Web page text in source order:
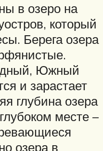
в озеро на
который
Берега озера
Южный
и зарастает
глубина озера
месте –
озера в